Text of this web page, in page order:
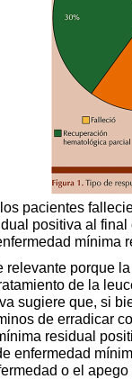
pacientes
positiva al
mínima
relevante porque
de la
sugiere que, si
de erradicar
residual
enfermedad
o el